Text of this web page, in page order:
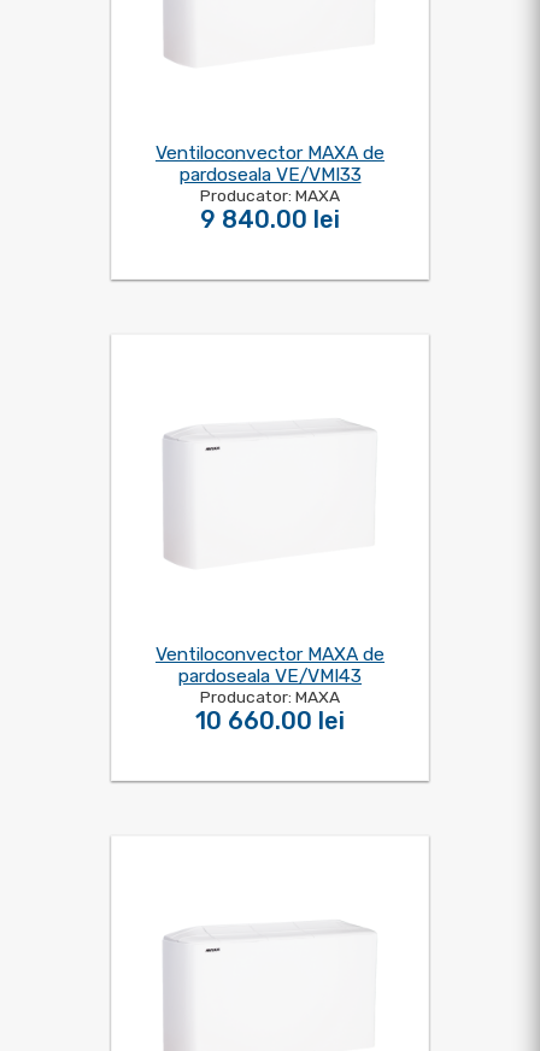
Ventiloconvector MAXA de
pardoseala VE/VMI33
Producator: MAXA
9 840.00 lei
Ventiloconvector MAXA de
pardoseala VE/VMI43
Producator: MAXA
10 660.00 lei